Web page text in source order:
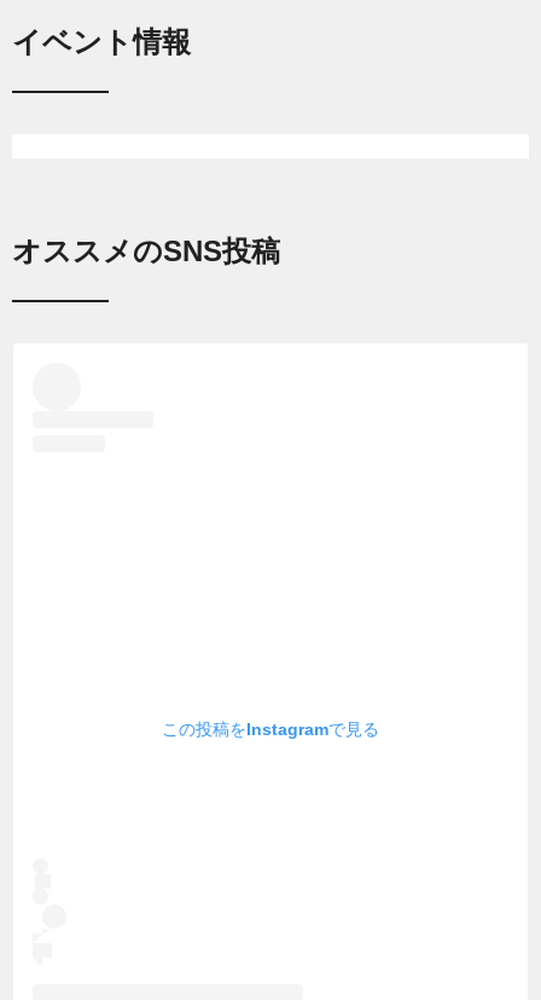
イベント情報
オススメのSNS投稿
この投稿をInstagramで見る